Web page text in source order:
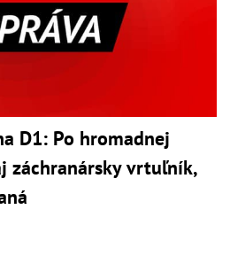
D1: Po hromadnej
záchranársky vrtuľník,